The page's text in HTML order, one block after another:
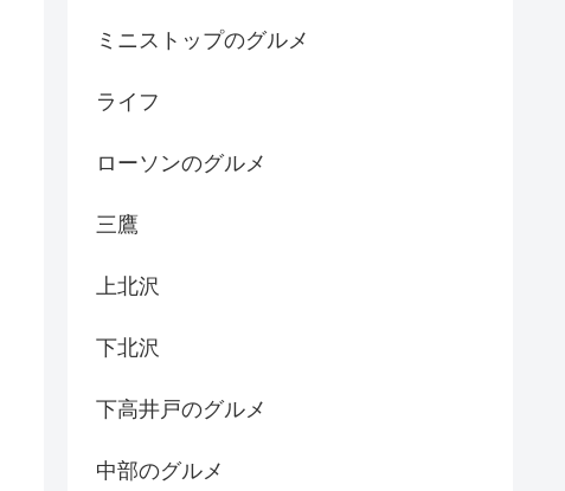
ミニストップのグルメ
ライフ
ローソンのグルメ
三鷹
上北沢
下北沢
下高井戸のグルメ
中部のグルメ